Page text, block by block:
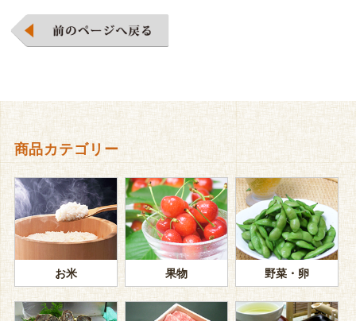
商品カテゴリー
お米 果物 野菜・卵